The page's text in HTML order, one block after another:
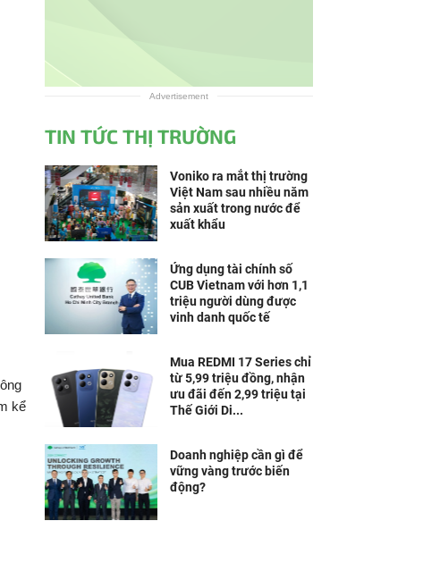
kể
Advertisement
TIN TỨC THỊ TRƯỜNG
Voniko ra mắt thị trường
Việt Nam sau nhiều năm
sản xuất trong nước để
xuất khẩu
Ứng dụng tài chính số
CUB Vietnam với hơn 1,1
triệu người dùng được
vinh danh quốc tế
Mua REDMI 17 Series chỉ
từ 5,99 triệu đồng, nhận
ưu đãi đến 2,99 triệu tại
Thế Giới Di...
Doanh nghiệp cần gì để
vững vàng trước biến
động?